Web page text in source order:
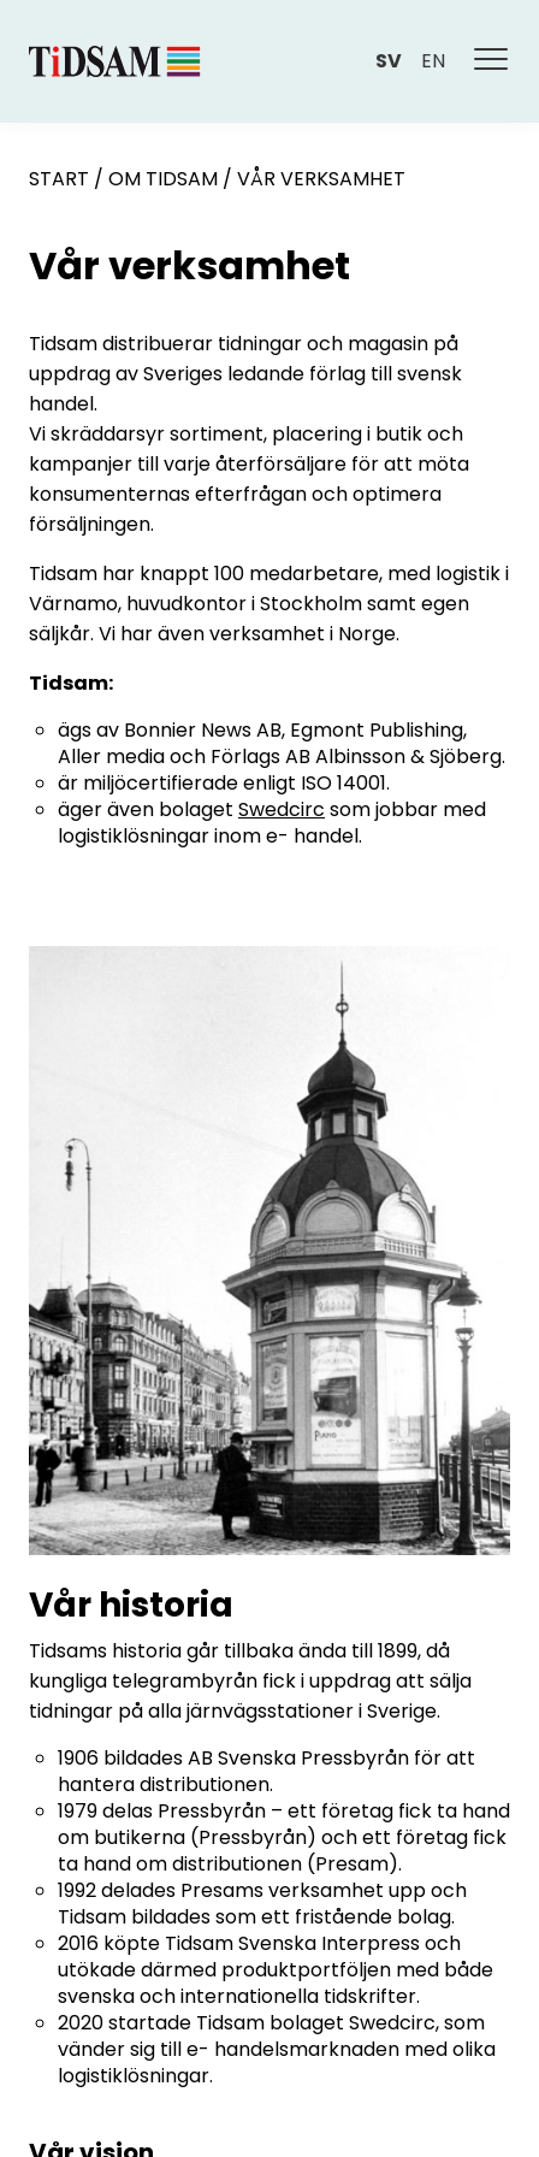
SV EN
START / OM TIDSAM / VÅR VERKSAMHET
Vår verksamhet
Tidsam distribuerar tidningar och magasin på
uppdrag av Sveriges ledande förlag till svensk
handel.
Vi skräddarsyr sortiment, placering i butik och
kampanjer till varje återförsäljare för att möta
konsumenternas efterfrågan och optimera
försäljningen.
Tidsam har knappt 100 medarbetare, med logistik i
Värnamo, huvudkontor i Stockholm samt egen
säljkår. Vi har även verksamhet i Norge.
Tidsam:
ägs av Bonnier News AB, Egmont Publishing,
Aller media och Förlags AB Albinsson & Sjöberg.
är miljöcertifierade enligt ISO 14001.
äger även bolaget Swedcirc som jobbar med
logistiklösningar inom e- handel.
Vår historia
Tidsams historia går tillbaka ända till 1899, då
kungliga telegrambyrån fick i uppdrag att sälja
tidningar på alla järnvägsstationer i Sverige.
1906 bildades AB Svenska Pressbyrån för att
hantera distributionen.
1979 delas Pressbyrån – ett företag fick ta hand
om butikerna (Pressbyrån) och ett företag fick
ta hand om distributionen (Presam).
1992 delades Presams verksamhet upp och
Tidsam bildades som ett fristående bolag.
2016 köpte Tidsam Svenska Interpress och
utökade därmed produktportföljen med både
svenska och internationella tidskrifter.
2020 startade Tidsam bolaget Swedcirc, som
vänder sig till e- handelsmarknaden med olika
logistiklösningar.